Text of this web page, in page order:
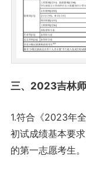
三、2023吉林
1.符合《2023年
初试成绩基本要
的第一志愿考生。